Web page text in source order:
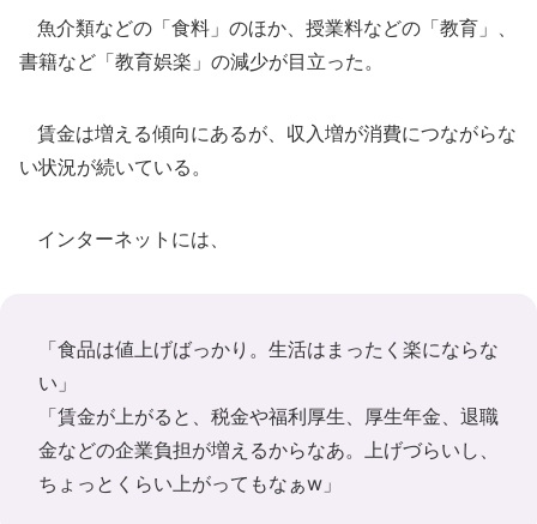
魚介類などの「食料」のほか、授業料などの「教育」、
書籍など「教育娯楽」の減少が目立った。
賃金は増える傾向にあるが、収入増が消費につながらな
い状況が続いている。
インターネットには、
「食品は値上げばっかり。生活はまったく楽にならな
い」
「賃金が上がると、税金や福利厚生、厚生年金、退職
金などの企業負担が増えるからなあ。上げづらいし、
ちょっとくらい上がってもなぁw」